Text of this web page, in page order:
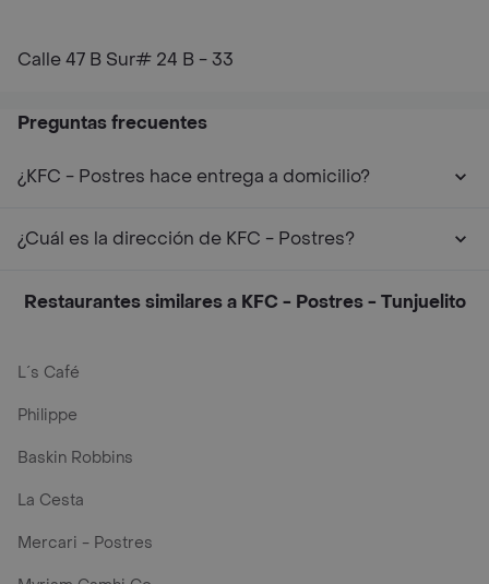
Calle 47 B Sur# 24 B - 33
Preguntas frecuentes
¿KFC - Postres hace entrega a domicilio?
¿Cuál es la dirección de KFC - Postres?
Restaurantes similares a KFC - Postres - Tunjuelito
L´s Café
Philippe
Baskin Robbins
La Cesta
Mercari - Postres